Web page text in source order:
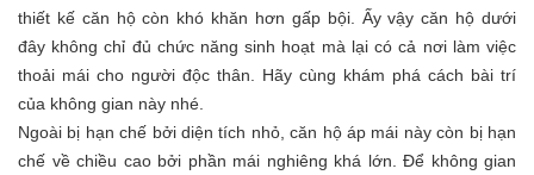
thiết kế căn hộ còn khó khăn hơn gấp bội. Ấy vậy căn hộ dưới
đây không chỉ đủ chức năng sinh hoạt mà lại có cả nơi làm việc
thoải mái cho người độc thân. Hãy cùng khám phá cách bài trí
của không gian này nhé.
Ngoài bị hạn chế bởi diện tích nhỏ, căn hộ áp mái này còn bị hạn
chế về chiều cao bởi phần mái nghiêng khá lớn. Để không gian